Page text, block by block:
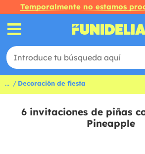
Temporalmente no estamos
... Decoración de fiesta
6 invitaciones de piñas
Pineapple